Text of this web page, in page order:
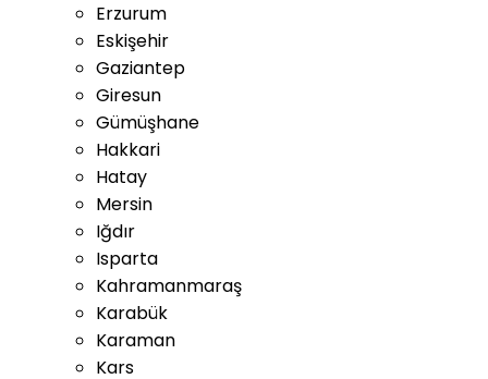
Erzurum
Eskişehir
Gaziantep
Giresun
Gümüşhane
Hakkari
Hatay
Mersin
Iğdır
Isparta
Kahramanmaraş
Karabük
Karaman
Kars